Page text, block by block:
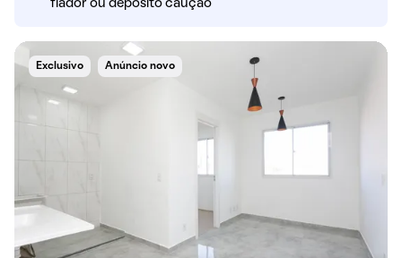
fiador ou depósito caução
Exclusivo Anúncio novo